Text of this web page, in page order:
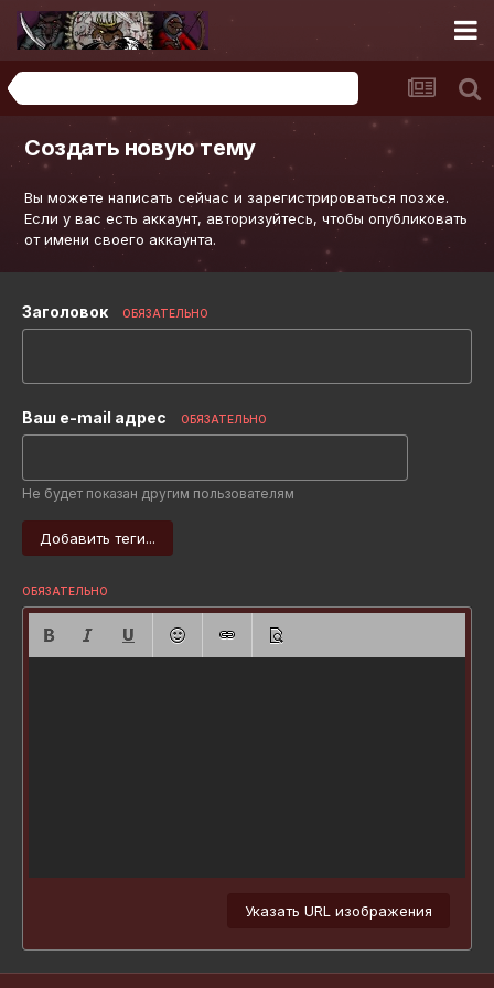
Создать новую тему
Вы можете написать сейчас и зарегистрироваться позже.
Если у вас есть аккаунт, авторизуйтесь, чтобы опубликовать
от имени своего аккаунта.
Заголовок ОБЯЗАТЕЛЬНО
Ваш e-mail адрес ОБЯЗАТЕЛЬНО
Не будет показан другим пользователям
Добавить теги...
ОБЯЗАТЕЛЬНО
Указать URL изображения